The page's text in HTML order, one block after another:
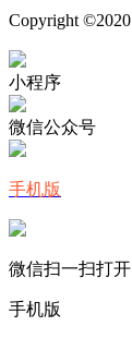
Copyright ©2020
小程序
微信公众号
手机版
微信扫一扫打开
手机版